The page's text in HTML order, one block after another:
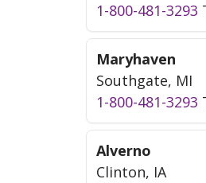
1-800-481-3293
Maryhaven
Southgate, MI
1-800-481-3293
Alverno
Clinton, IA